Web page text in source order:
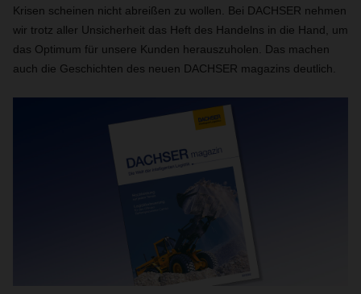
Krisen scheinen nicht abreißen zu wollen. Bei DACHSER nehmen
wir trotz aller Unsicherheit das Heft des Handelns in die Hand, um
das Optimum für unsere Kunden herauszuholen. Das machen
auch die Geschichten des neuen DACHSER magazins deutlich.